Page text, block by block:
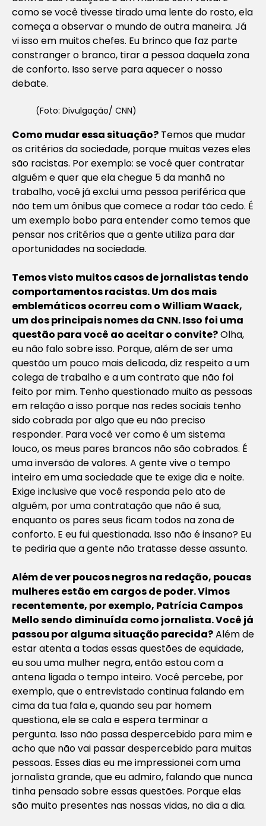
como se você tivesse tirado uma lente do rosto, ela
começa a observar o mundo de outra maneira. Já
vi isso em muitos chefes. Eu brinco que faz parte
constranger o branco, tirar a pessoa daquela zona
de conforto. Isso serve para aquecer o nosso
debate.
(Foto: Divulgação/ CNN)
Como mudar essa situação? Temos que mudar
os critérios da sociedade, porque muitas vezes eles
são racistas. Por exemplo: se você quer contratar
alguém e quer que ela chegue 5 da manhã no
trabalho, você já exclui uma pessoa periférica que
não tem um ônibus que comece a rodar tão cedo. É
um exemplo bobo para entender como temos que
pensar nos critérios que a gente utiliza para dar
oportunidades na sociedade.
Temos visto muitos casos de jornalistas tendo
comportamentos racistas. Um dos mais
emblemáticos ocorreu com o William Waack,
um dos principais nomes da CNN. Isso foi uma
questão para você ao aceitar o convite?Olha,
eu não falo sobre isso. Porque, além de ser uma
questão um pouco mais delicada, diz respeito a um
colega de trabalho e a um contrato que não foi
feito por mim. Tenho questionado muito as pessoas
em relação a isso porque nas redes sociais tenho
sido cobrada por algo que eu não preciso
responder. Para você ver como é um sistema
louco, os meus pares brancos não são cobrados. É
uma inversão de valores. A gente vive o tempo
inteiro em uma sociedade que te exige dia e noite.
Exige inclusive que você responda pelo ato de
alguém, por uma contratação que não é sua,
enquanto os pares seus ficam todos na zona de
conforto. E eu fui questionada. Isso não é insano? Eu
te pediria que a gente não tratasse desse assunto.
Além de ver poucos negros na redação, poucas
mulheres estão em cargos de poder. Vimos
recentemente, por exemplo, Patrícia Campos
Mello sendo diminuída como jornalista. Você já
passou por alguma situação parecida?Além de
estar atenta a todas essas questões de equidade,
eu sou uma mulher negra, então estou com a
antena ligada o tempo inteiro. Você percebe, por
exemplo, que o entrevistado continua falando em
cima da tua fala e, quando seu par homem
questiona, ele se cala e espera terminar a
pergunta. Isso não passa despercebido para mim e
acho que não vai passar despercebido para muitas
pessoas. Esses dias eu me impressionei com uma
jornalista grande, que eu admiro, falando que nunca
tinha pensado sobre essas questões. Porque elas
são muito presentes nas nossas vidas, no dia a dia.